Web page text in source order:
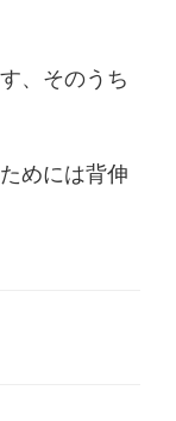
、そのうち
めには背伸